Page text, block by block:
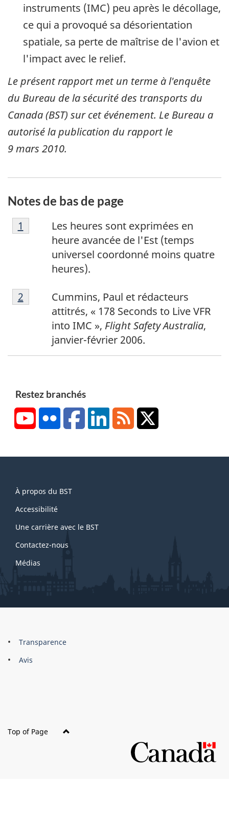
instruments (IMC) peu après le décollage,
ce qui a provoqué sa désorientation
spatiale, sa perte de maîtrise de l'avion et
l'impact avec le relief.
Le présent rapport met un terme à l'enquête
du Bureau de la sécurité des transports du
Canada (BST) sur cet événement. Le Bureau a
autorisé la publication du rapport le
9 mars 2010.
Notes de bas de page
N
o
e
b
Les heures sont exprimées en
heure avancée de l'Est (temps
universel coordonné moins quatre
heures).
Retour à la référence de la note de bas de
1
N
o
Cummins, Paul et rédacteurs
attitrés, « 178 Seconds to Live VFR
into IMC », Flight Safety Australia,
janvier-février 2006.
Retour à la référence de la note de bas de
2
Restez branchés
YouTubeFlickr FacebookLinkedInRSS
this
site
À propos du BST
Accessibilité
Une carrière avec le BST
Contactez-nous
Médias
About
this
Brand
Transparence
Avis
Top of Page